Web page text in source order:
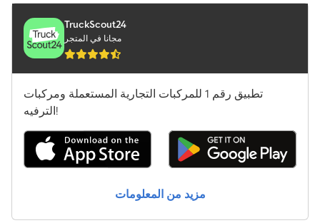
Jcb 540-170
Komatsu Pc210Lc-10
Komatsu Wa80-6
Komatsu Wa80M-7
Liebherr Ltm 1300-6.2
Liebherr Ltm 1500-8.1
TruckScout24
مجانا في المتجر
تطبيق رقم 1 للمركبات التجارية المستعملة ومركبات
الترفيه!
مزيد من المعلومات